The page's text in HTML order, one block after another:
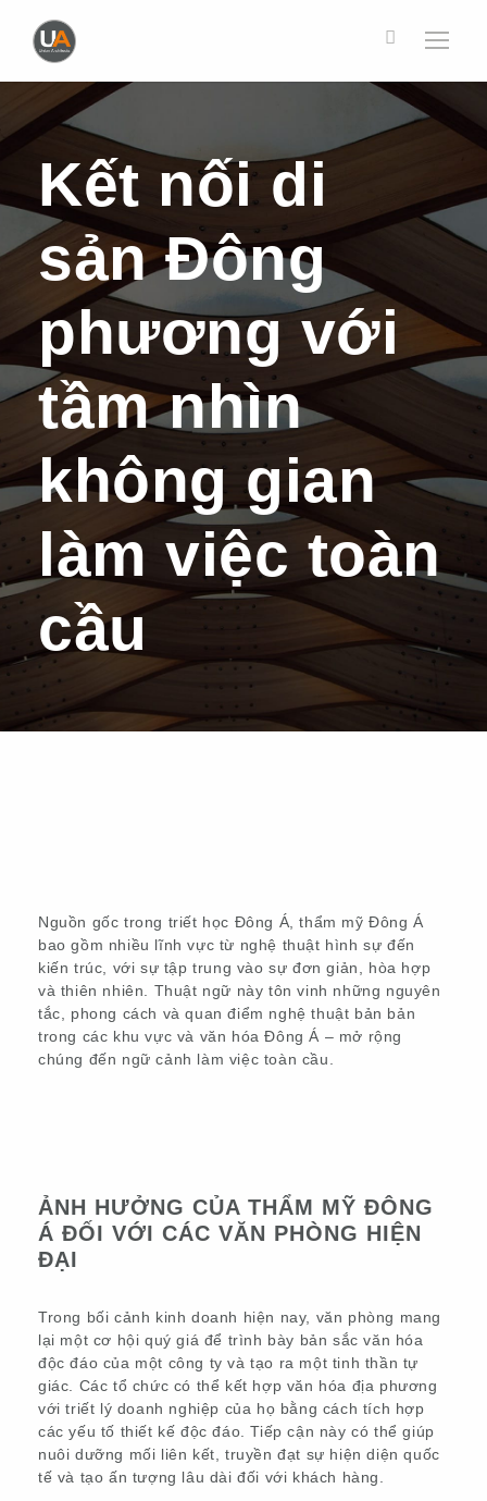
Kết nối di
sản Đông
phương với
tầm nhìn
không gian
làm việc toàn
cầu
Nguồn gốc trong triết học Đông Á, thẩm mỹ Đông Á
bao gồm nhiều lĩnh vực từ nghệ thuật hình sự đến
kiến trúc, với sự tập trung vào sự đơn giản, hòa hợp
và thiên nhiên. Thuật ngữ này tôn vinh những nguyên
tắc, phong cách và quan điểm nghệ thuật bản bản
trong các khu vực và văn hóa Đông Á – mở rộng
chúng đến ngữ cảnh làm việc toàn cầu.
ẢNH HƯỞNG CỦA THẨM MỸ ĐÔNG
Á ĐỐI VỚI CÁC VĂN PHÒNG HIỆN
ĐẠI
Trong bối cảnh kinh doanh hiện nay, văn phòng mang
lại một cơ hội quý giá để trình bày bản sắc văn hóa
độc đáo của một công ty và tạo ra một tinh thần tự
giác. Các tổ chức có thể kết hợp văn hóa địa phương
với triết lý doanh nghiệp của họ bằng cách tích hợp
các yếu tố thiết kế độc đáo. Tiếp cận này có thể giúp
nuôi dưỡng mối liên kết, truyền đạt sự hiện diện quốc
tế và tạo ấn tượng lâu dài đối với khách hàng.